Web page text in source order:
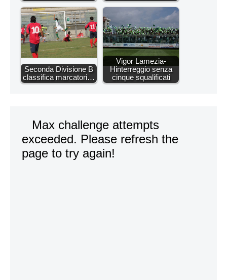
Seconda Divisione B
classifica marcatori…
Vigor Lamezia-
Hinterreggio senza
cinque squalificati